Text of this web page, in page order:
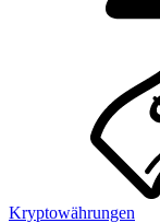
Kryptowährungen